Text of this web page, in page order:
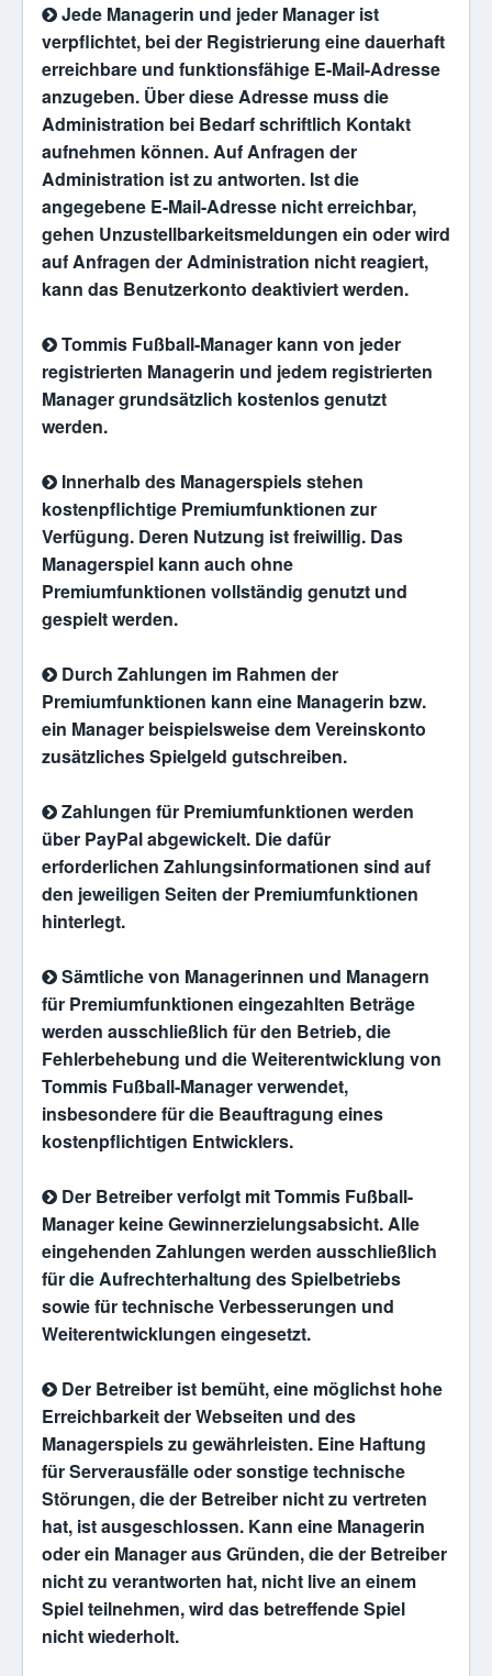
Jede Managerin und jeder Manager ist
verpflichtet, bei der Registrierung eine dauerhaft
erreichbare und funktionsfähige E-Mail-Adresse
anzugeben. Über diese Adresse muss die
Administration bei Bedarf schriftlich Kontakt
aufnehmen können. Auf Anfragen der
Administration ist zu antworten. Ist die
angegebene E-Mail-Adresse nicht erreichbar,
gehen Unzustellbarkeitsmeldungen ein oder wird
auf Anfragen der Administration nicht reagiert,
kann das Benutzerkonto deaktiviert werden.
Tommis Fußball-Manager kann von jeder
registrierten Managerin und jedem registrierten
Manager grundsätzlich kostenlos genutzt
werden.
Innerhalb des Managerspiels stehen
kostenpflichtige Premiumfunktionen zur
Verfügung. Deren Nutzung ist freiwillig. Das
Managerspiel kann auch ohne
Premiumfunktionen vollständig genutzt und
gespielt werden.
Durch Zahlungen im Rahmen der
Premiumfunktionen kann eine Managerin bzw.
ein Manager beispielsweise dem Vereinskonto
zusätzliches Spielgeld gutschreiben.
Zahlungen für Premiumfunktionen werden
über PayPal abgewickelt. Die dafür
erforderlichen Zahlungsinformationen sind auf
den jeweiligen Seiten der Premiumfunktionen
hinterlegt.
Sämtliche von Managerinnen und Managern
für Premiumfunktionen eingezahlten Beträge
werden ausschließlich für den Betrieb, die
Fehlerbehebung und die Weiterentwicklung von
Tommis Fußball-Manager verwendet,
insbesondere für die Beauftragung eines
kostenpflichtigen Entwicklers.
Der Betreiber verfolgt mit Tommis Fußball-
Manager keine Gewinnerzielungsabsicht. Alle
eingehenden Zahlungen werden ausschließlich
für die Aufrechterhaltung des Spielbetriebs
sowie für technische Verbesserungen und
Weiterentwicklungen eingesetzt.
Der Betreiber ist bemüht, eine möglichst hohe
Erreichbarkeit der Webseiten und des
Managerspiels zu gewährleisten. Eine Haftung
für Serverausfälle oder sonstige technische
Störungen, die der Betreiber nicht zu vertreten
hat, ist ausgeschlossen. Kann eine Managerin
oder ein Manager aus Gründen, die der Betreiber
nicht zu verantworten hat, nicht live an einem
Spiel teilnehmen, wird das betreffende Spiel
nicht wiederholt.